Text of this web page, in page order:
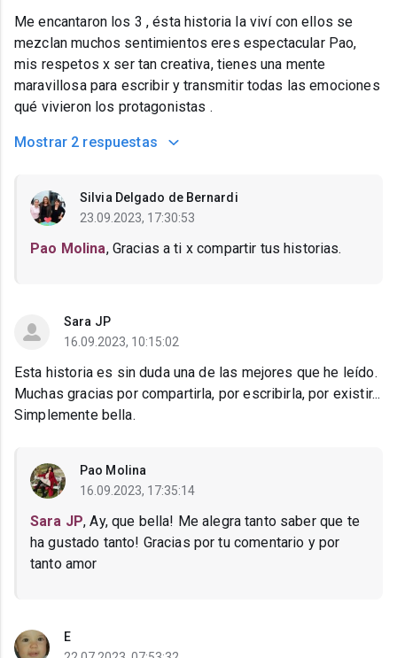
Me encantaron los 3 , ésta historia la viví con ellos se
mezclan muchos sentimientos eres espectacular Pao,
mis respetos x ser tan creativa, tienes una mente
maravillosa para escribir y transmitir todas las emociones
qué vivieron los protagonistas .
Mostrar 2 respuestas
Silvia Delgado de Bernardi
23.09.2023, 17:30:53
Pao Molina, Gracias a ti x compartir tus historias.
Sara JP
16.09.2023, 10:15:02
Esta historia es sin duda una de las mejores que he leído.
Muchas gracias por compartirla, por escribirla, por existir...
Simplemente bella.
Pao Molina
16.09.2023, 17:35:14
Sara JP, Ay, que bella! Me alegra tanto saber que te
ha gustado tanto! Gracias por tu comentario y por
tanto amor
E